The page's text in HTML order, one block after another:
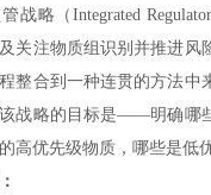
战略（Integrated
关注物质组识别并推进风
整合到一种连贯的方法中
战略的目标是——明确哪
高优先级物质，哪些是低